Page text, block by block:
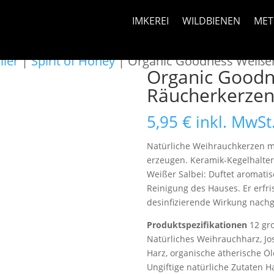
IMKEREI WILDBIENEN
|Spirit of Honey| Organic Goodness
Organic
5,95€ inkl.
Natürliche Weihrauchkerzen
erzeugen. Keramik-
Weißer Salbei: Duftet
Reinigung des Hauses. Er
desinfizierende Wirkung
Produktspezifikationen 12
Natürliches Weihrauchharz,
Harz, organische ätherische
Ungiftige natürliche Zutaten